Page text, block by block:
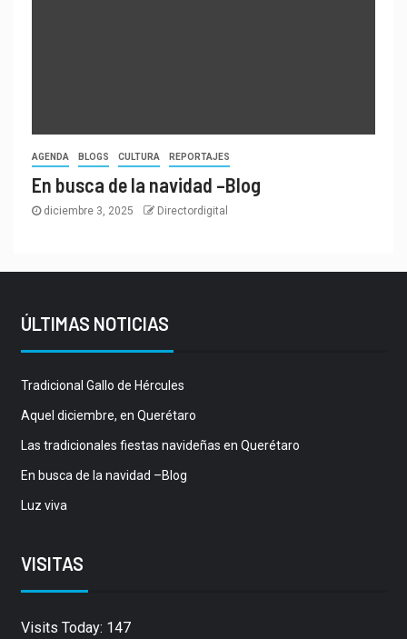
AGENDA BLOGS CULTURA REPORTAJES
En busca de la navidad –Blog
diciembre 3, 2025 Directordigital
ÚLTIMAS NOTICIAS
Tradicional Gallo de Hércules
Aquel diciembre, en Querétaro
Las tradicionales fiestas navideñas en Querétaro
En busca de la navidad –Blog
Luz viva
VISITAS
Visits Today: 147